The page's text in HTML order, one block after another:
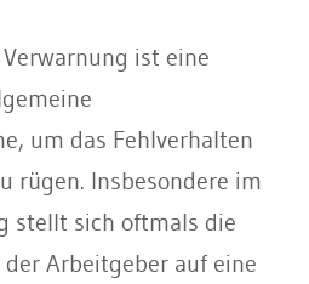
ist eine
um das Fehlverhalten
rügen. Insbesondere im
stellt sich oftmals die
Arbeitgeber auf eine